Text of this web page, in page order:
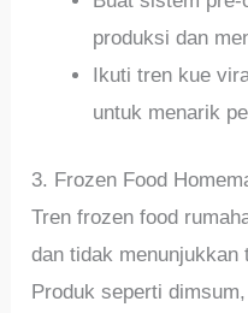
produksi dan
Ikuti tren kue
untuk menarik
3. Frozen Food
Tren frozen food
dan tidak menunjukkan
Produk seperti